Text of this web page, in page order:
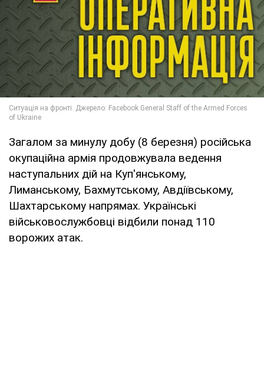
Загалом за минулу добу (8 березня) російська
окупаційна армія продовжувала ведення
наступальних дій на Куп'янському,
Лиманському, Бахмутському, Авдіївському,
Шахтарському напрямах. Українські
військовослужбовці відбили понад 110
ворожих атак.